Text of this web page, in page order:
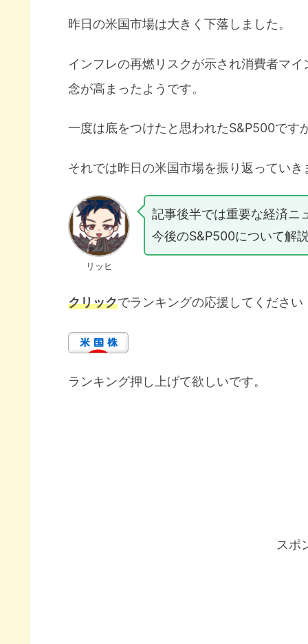
昨日の米国市場は大きく下落しました。
インフレの再燃リスクが示され消費者マ
念が高まったようです。
一度は底をつけたと思われたS&P500です
それでは昨日の米国市場を振り返っていき
リッヒ
記事後半では重要な経済ニ
今後のS&P500について解
クリックでランキングの応援してください
ランキング押し上げて欲しいです。
スポ